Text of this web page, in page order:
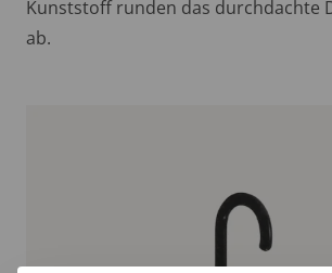
Kunststoff runden das durchdachte
ab.